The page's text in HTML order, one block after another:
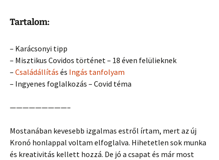
Tartalom:
– Karácsonyi tipp
– Misztikus Covidos történet – 18 éven felülieknek
– Családállítás és Ingás tanfolyam
– Ingyenes foglalkozás – Covid téma
—————————–
Mostanában kevesebb izgalmas estről írtam, mert az új
Kronó honlappal voltam elfoglalva. Hihetetlen sok munka
és kreativitás kellett hozzá. De jó a csapat és már most